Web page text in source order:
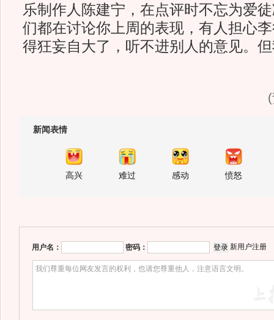
乐制作人陈建宁，在点评时不忘为爱
们都在讨论你上周的表现，有人担心
得狂妄自大了，听不进别人的意见。
新闻表情
高兴 难过 感动 愤怒
用户名： 密码： 新用户注册